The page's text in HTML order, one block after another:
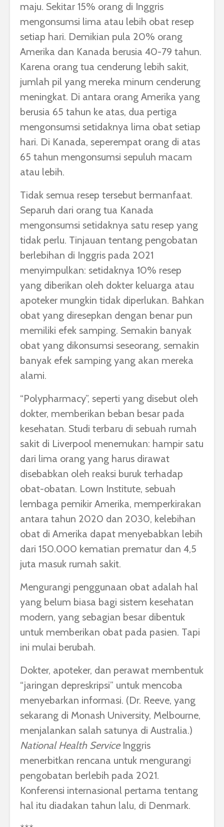
maju. Sekitar 15% orang di Inggris
mengonsumsi lima atau lebih obat resep
setiap hari. Demikian pula 20% orang
Amerika dan Kanada berusia 40-79 tahun.
Karena orang tua cenderung lebih sakit,
jumlah pil yang mereka minum cenderung
meningkat. Di antara orang Amerika yang
berusia 65 tahun ke atas, dua pertiga
mengonsumsi setidaknya lima obat setiap
hari. Di Kanada, seperempat orang di atas
65 tahun mengonsumsi sepuluh macam
atau lebih.
Tidak semua resep tersebut bermanfaat.
Separuh dari orang tua Kanada
mengonsumsi setidaknya satu resep yang
tidak perlu. Tinjauan tentang pengobatan
berlebihan di Inggris pada 2021
menyimpulkan: setidaknya 10% resep
yang diberikan oleh dokter keluarga atau
apoteker mungkin tidak diperlukan. Bahkan
obat yang diresepkan dengan benar pun
memiliki efek samping. Semakin banyak
obat yang dikonsumsi seseorang, semakin
banyak efek samping yang akan mereka
alami.
“Polypharmacy”, seperti yang disebut oleh
dokter, memberikan beban besar pada
kesehatan. Studi terbaru di sebuah rumah
sakit di Liverpool menemukan: hampir satu
dari lima orang yang harus dirawat
disebabkan oleh reaksi buruk terhadap
obat-obatan. Lown Institute, sebuah
lembaga pemikir Amerika, memperkirakan
antara tahun 2020 dan 2030, kelebihan
obat di Amerika dapat menyebabkan lebih
dari 150.000 kematian prematur dan 4,5
juta masuk rumah sakit.
Mengurangi penggunaan obat adalah hal
yang belum biasa bagi sistem kesehatan
modern, yang sebagian besar dibentuk
untuk memberikan obat pada pasien. Tapi
ini mulai berubah.
Dokter, apoteker, dan perawat membentuk
“jaringan depreskripsi” untuk mencoba
menyebarkan informasi. (Dr. Reeve, yang
sekarang di Monash University, Melbourne,
menjalankan salah satunya di Australia.)
National Health ServiceInggris
menerbitkan rencana untuk mengurangi
pengobatan berlebih pada 2021.
Konferensi internasional pertama tentang
hal itu diadakan tahun lalu, di Denmark.